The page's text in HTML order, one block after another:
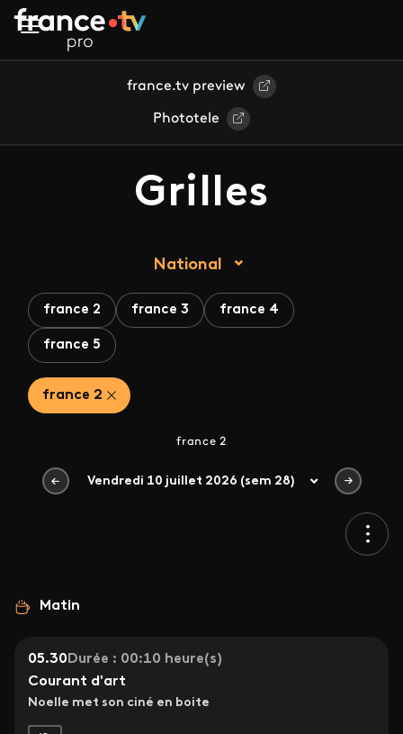
Aller au contenu principal
france.tv preview
Phototele
Grilles
National
france 2 france 3 france 4
france 5
france 2
france 2
Vendredi 10 juillet 2026 (sem 28)
Matin
05.30 Durée : 00:10 heure(s)
Courant d'art
Noelle met son ciné en boite